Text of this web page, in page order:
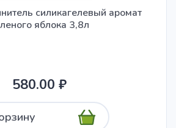
силикагелевый аромат
яблока 3,8л
580.00 ₽